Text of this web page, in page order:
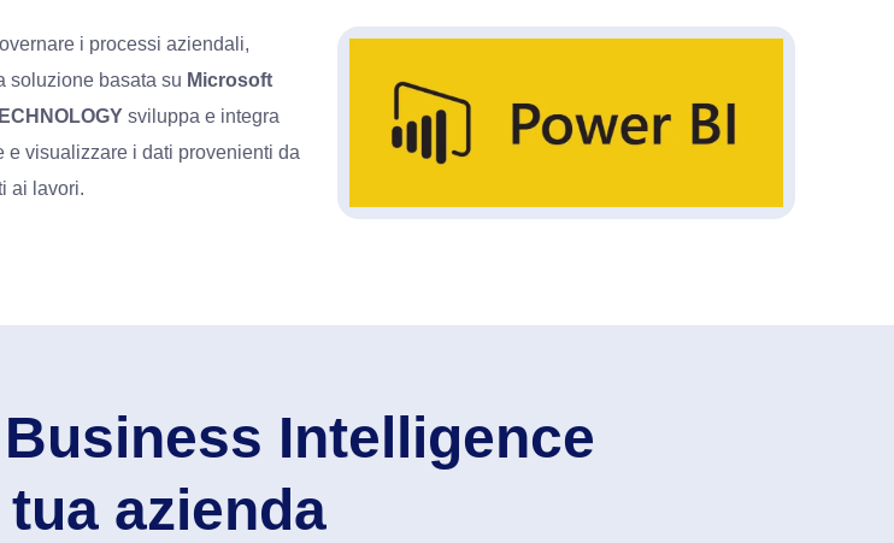
i processi aziendali,
soluzione basata su Microsoft
sviluppa e integra
visualizzare i dati provenienti da
ai lavori.
Intelligence
azienda